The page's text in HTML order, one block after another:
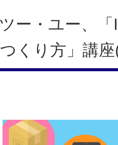
ー・ユー、
くり方」講